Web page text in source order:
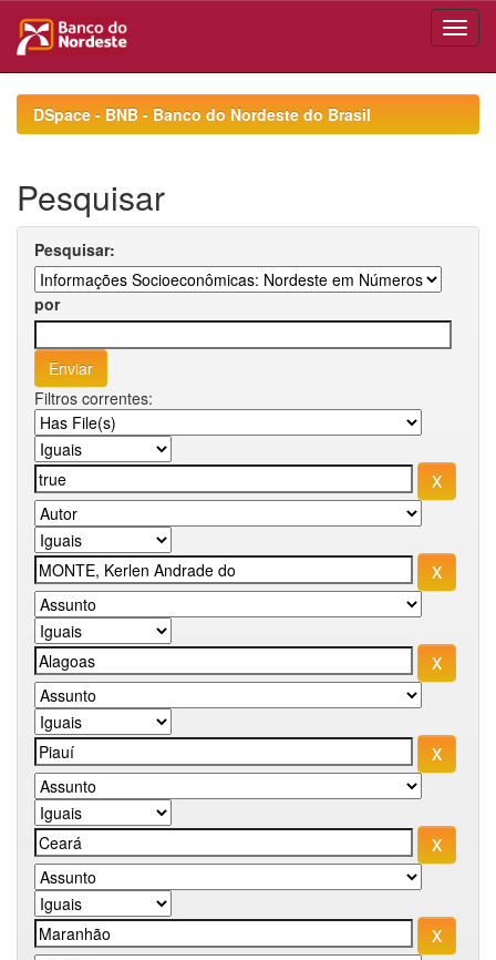
navigationDSpace - BNB - Banco do Nordeste do Brasil
Pesquisar
Pesquisar:
por
Filtros correntes: